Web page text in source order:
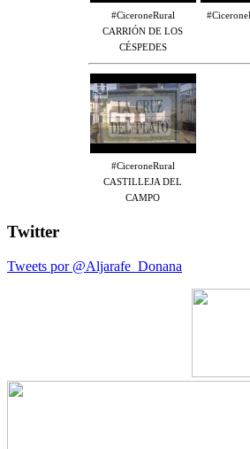
#CiceroneRural
CARRIÓN DE LOS
CÉSPEDES
#CiceroneRural
CASTILLEJA DEL
CAMPO
Twitter
Tweets por @Aljarafe_Donana